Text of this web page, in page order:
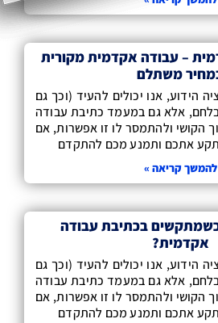
– עבודה אקדמית מקורית
משתלם
הידוע, אנו יכולים להעיד (וכך גם
אלא גם במעמד כתיבת עבודה
הקושי ולהתמסר לו זו אפשרות, אם
אתכם ותמנע מכם להתקדם
להמשך קריאה »
בכתיבת עבודה
אקדמית?
הידוע, אנו יכולים להעיד (וכך גם
אלא גם במעמד כתיבת עבודה
הקושי ולהתמסר לו זו אפשרות, אם
אתכם ותמנע מכם להתקדם